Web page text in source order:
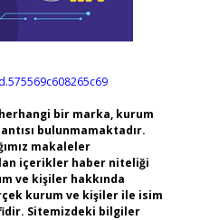
bir marka, kurum
bulunmamaktadır.
makaleler
içerikler haber niteliği
ve kişiler hakkında
kurum ve kişiler ile isim
Sitemizdeki bilgiler